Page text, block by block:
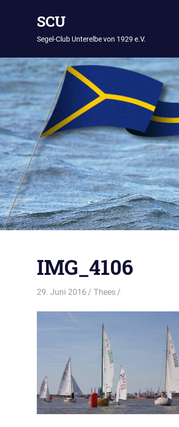
SCU
Segel-Club Unterelbe von 1929 e.V.
IMG_4106
29. Juni 2016 Thees